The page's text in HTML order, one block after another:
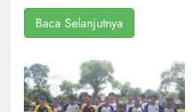
Baca Selanjutnya